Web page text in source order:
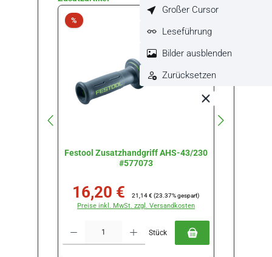
% Rabatt
Festool Zusatzhandgriff AHS-43/230
#577073
Verkaufspreis:
16,20 € 21,14 € (23.37% gespart)
Preise inkl. MwSt. zzgl. Versandkosten
Stück
Großer Cursor
Leseführung
Bilder ausblenden
Zurücksetzen